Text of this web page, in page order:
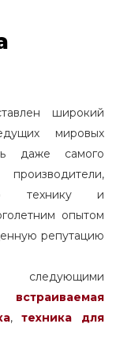
широкий
мировых
даже самого
технику и
опытом
репутацию
следующими
встраиваемая
,
техника для